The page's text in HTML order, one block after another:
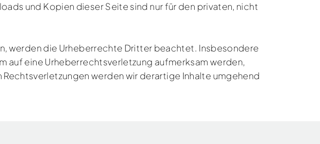
und Kopien dieser Seite sind nur für den privaten, nicht
werden die Urheberrechte Dritter beachtet. Insbesondere
auf eine Urheberrechtsverletzung aufmerksam werden,
werden wir derartige Inhalte umgehend